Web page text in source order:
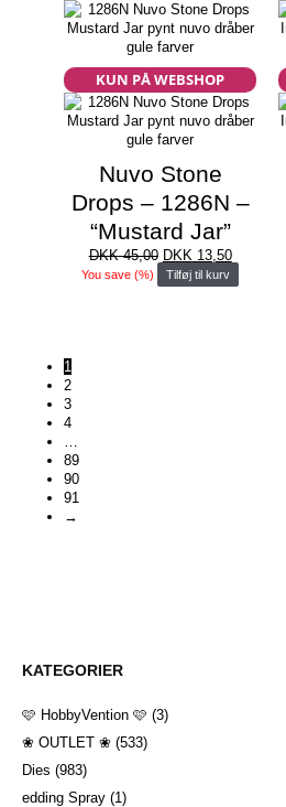
KATEGORIER
🩷 HobbyVention 🩷 (3)
❀ OUTLET ❀ (533)
Dies (983)
edding Spray (1)
KUN PÅ WEBSHOP
Nuvo Stone
Drops – 1286N –
“Mustard Jar”
DKK45,00 Den
oprindelige
pris
DKK13,50Den
pris
You save(%) Tilføj til kurv
1
2
3
4
…
89
90
91
→